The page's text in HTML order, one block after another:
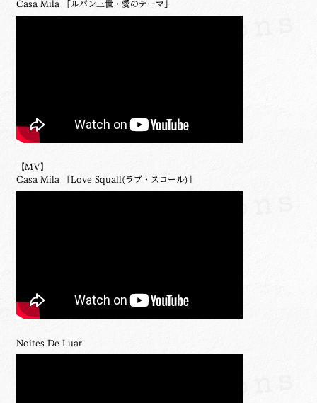
Casa Mila 「ルパン三世・愛のテーマ」
【MV】
Casa Mila 「Love Squall(ラブ・スコール)」
Noites De Luar